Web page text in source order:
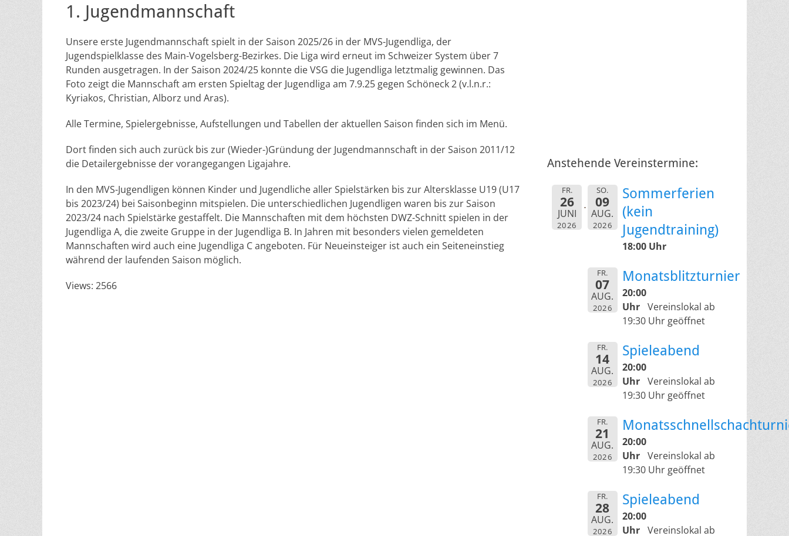
1. Jugendmannschaft
Unsere erste Jugendmannschaft spielt in der Saison 2025/26 in der MVS-Jugendliga, der
Jugendspielklasse des Main-Vogelsberg-Bezirkes. Die Liga wird erneut im Schweizer System über 7
Runden ausgetragen. In der Saison 2024/25 konnte die VSG die Jugendliga letztmalig gewinnen. Das
Foto zeigt die Mannschaft am ersten Spieltag der Jugendliga am 7.9.25 gegen Schöneck 2 (v.l.n.r.:
Kyriakos, Christian, Alborz und Aras).
Alle Termine, Spielergebnisse, Aufstellungen und Tabellen der aktuellen Saison finden sich im Menü.
Dort finden sich auch zurück bis zur (Wieder-)Gründung der Jugendmannschaft in der Saison 2011/12
die Detailergebnisse der vorangegangen Ligajahre.
In den MVS-Jugendligen können Kinder und Jugendliche aller Spielstärken bis zur Altersklasse U19 (U17
bis 2023/24) bei Saisonbeginn mitspielen. Die unterschiedlichen Jugendligen waren bis zur Saison
2023/24 nach Spielstärke gestaffelt. Die Mannschaften mit dem höchsten DWZ-Schnitt spielen in der
Jugendliga A, die zweite Gruppe in der Jugendliga B. In Jahren mit besonders vielen gemeldeten
Mannschaften wird auch eine Jugendliga C angeboten. Für Neueinsteiger ist auch ein Seiteneinstieg
während der laufenden Saison möglich.
Views: 2566
Anstehende Vereinstermine:
FR.
26
JUNI
2026
SO.
09
AUG.
2026
Sommerferien
(kein
Jugendtraining)
18:00 Uhr
FR.
07
AUG.
2026
Monatsblitzturnier
20:00
Uhr Vereinslokal ab
19:30 Uhr geöffnet
FR.
14
AUG.
2026
Spieleabend
20:00
Uhr Vereinslokal ab
19:30 Uhr geöffnet
FR.
21
AUG.
2026
20:00
Uhr Vereinslokal ab
19:30 Uhr geöffnet
FR.
28
AUG.
2026
Spieleabend
20:00
Uhr Vereinslokal ab